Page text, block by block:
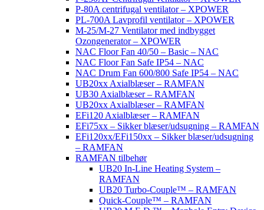
P-80A centrifugal ventilator – XPOWER
PL-700A Lavprofil ventilator – XPOWER
M-25/M-27 Ventilator med indbygget
Ozongenerator – XPOWER
NAC Floor Fan 40/50 – Basic – NAC
NAC Floor Fan Safe IP54 – NAC
NAC Drum Fan 600/800 Safe IP54 – NAC
UB20xx Axialblæser – RAMFAN
UB30 Axialblæser – RAMFAN
UB20xx Axialblæser – RAMFAN
EFi120 Axialblæser – RAMFAN
EFi75xx – Sikker blæser/udsugning – RAMFAN
EFi120xx/EFi150xx – Sikker blæser/udsugning
– RAMFAN
RAMFAN tilbehør
UB20 In-Line Heating System –
RAMFAN
UB20 Turbo-Couple™ – RAMFAN
Quick-Couple™ – RAMFAN